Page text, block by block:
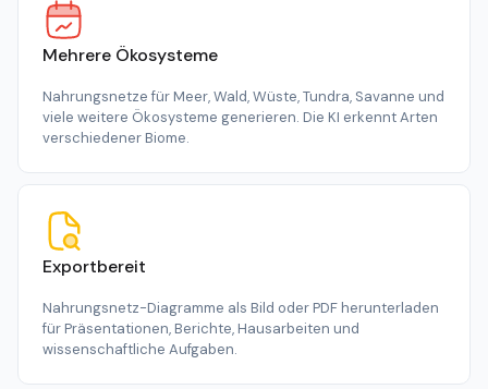
Mehrere Ökosysteme
Nahrungsnetze für Meer, Wald, Wüste, Tundra, Savanne und
viele weitere Ökosysteme generieren. Die KI erkennt Arten
verschiedener Biome.
Exportbereit
Nahrungsnetz-Diagramme als Bild oder PDF herunterladen
für Präsentationen, Berichte, Hausarbeiten und
wissenschaftliche Aufgaben.